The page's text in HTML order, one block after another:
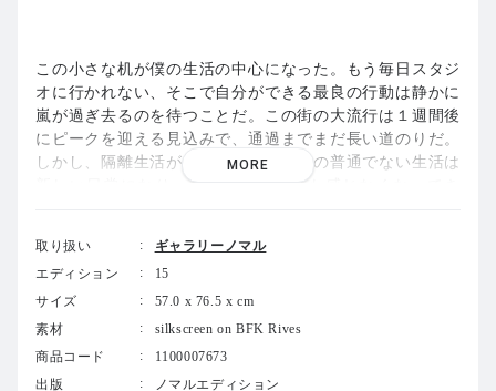
この小さな机が僕の生活の中心になった。もう毎日スタジ
オに行かれない、そこで自分ができる最良の行動は静かに
嵐が過ぎ去るのを待つことだ。この街の大流行は１週間後
にピークを迎える見込みで、通過までまだ長い道のりだ。
しかし、隔離生活が３週間を過ぎ、この普通でない生活は
(大岩オスカール Oscar Oiwa / 13.4.2020)
---
MORE
取り扱い
ギャラリーノマル
エディション
15
サイズ
57.0 x 76.5 x cm
素材
silkscreen on BFK Rives
商品コード
1100007673
出版
ノマルエディション